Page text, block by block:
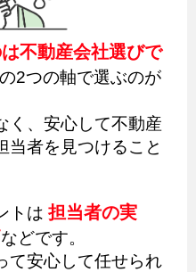
不動産会社選びで
2つの軸で選ぶのが
く、安心して不動産
当者を見つけること
トは 担当者の実
などです。
て安心して任せられ